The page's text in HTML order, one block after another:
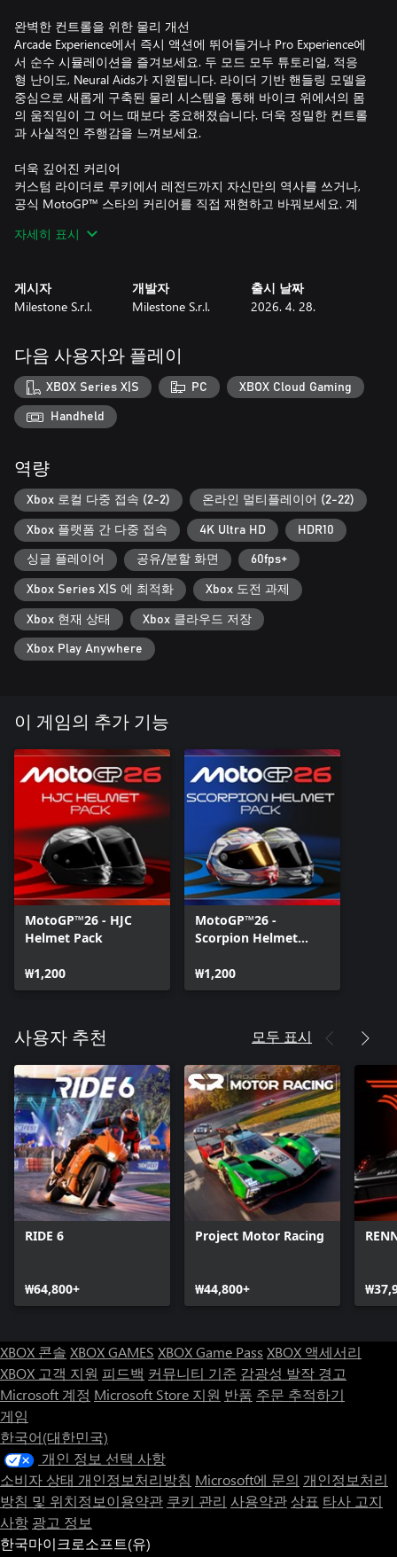
완벽한 컨트롤을 위한 물리 개선
Arcade Experience에서 즉시 액션에 뛰어들거나 Pro Experience에
서 순수 시뮬레이션을 즐겨보세요. 두 모드 모두 튜토리얼, 적응
형 난이도, Neural Aids가 지원됩니다. 라이더 기반 핸들링 모델을
중심으로 새롭게 구축된 물리 시스템을 통해 바이크 위에서의 몸
의 움직임이 그 어느 때보다 중요해졌습니다. 더욱 정밀한 컨트롤
과 사실적인 주행감을 느껴보세요.
더욱 깊어진 커리어
커스텀 라이더로 루키에서 레전드까지 자신만의 역사를 쓰거나,
공식 MotoGP™ 스타의 커리어를 직접 재현하고 바꿔보세요. 계
여러분의 여정은 시즌마다 진화합니다. 미디어와의 인터뷰는 향
훈련과 실험
Track, Minibike 종목으로 훈련하거나, 전용 물리가 적용된 브랜드
별 단일 이벤트 모델인 양산형 바이크로 서킷을 누빌 수 있습니
다.
함께 즐기는 레이스
완전한 크로스플레이* 지원으로 온라인에서 경쟁하고, 새로운 온
펼치세요. 고급 그래픽 에디터로 개성 넘치는 스타일을 만들고 창
작물을 공유해 보세요!
*Nintendo 플랫폼 제외
자세히 표시
게시자
Milestone S.r.l.
개발자
Milestone S.r.l.
출시 날짜
2026. 4. 28.
다음 사용자와 플레이
XBOX Series X|S PC XBOX Cloud Gaming
Handheld
역량
Xbox 로컬 다중 접속 (2-2) 온라인 멀티플레이어 (2-22)
Xbox 플랫폼 간 다중 접속 4K Ultra HD HDR10
싱글 플레이어 공유/분할 화면 60fps+
Xbox Series X|S 에 최적화 Xbox 도전 과제
Xbox 현재 상태 Xbox 클라우드 저장
Xbox Play Anywhere
이 게임의 추가 기능
MotoGP™26 - HJC
Helmet Pack
₩1,200
MotoGP™26 -
Scorpion Helmet
₩1,200
사용자 추천 모두 표시
RIDE 6
₩64,800+
Project Motor Racing
₩44,800+
XBOX 콘솔 XBOX GAMES XBOX Game Pass XBOX 액세서리
XBOX 고객 지원 피드백 커뮤니티 기준 감광성 발작 경고
Microsoft 계정 Microsoft Store 지원 반품 주문 추적하기
게임
한국어(대한민국)
개인 정보 선택 사항
소비자 상태 개인정보처리방침 Microsoft에 문의 개인정보처리
방침 및 위치정보이용약관 쿠키 관리 사용약관 상표 타사 고지
사항 광고 정보
한국마이크로소프트(유)